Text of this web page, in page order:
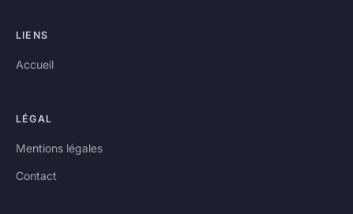
LIENS
Accueil
LÉGAL
Mentions légales
Contact